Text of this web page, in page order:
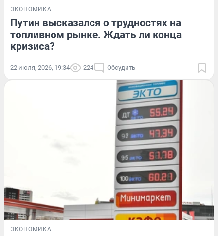
ЭКОНОМИКА
Путин высказался о трудностях на
топливном рынке. Ждать ли конца
кризиса?
22 июля, 2026, 19:34 224 Обсудить
ЭКОНОМИКА